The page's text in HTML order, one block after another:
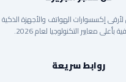
إكسسوارات الهواتف والأجهزة
بأعلى معايير التكنولوجيا لعام 2026.
روابط سريعة